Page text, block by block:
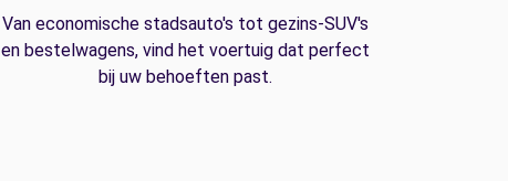
Van economische stadsauto's tot gezins-SUV's
en bestelwagens, vind het voertuig dat perfect
bij uw behoeften past.